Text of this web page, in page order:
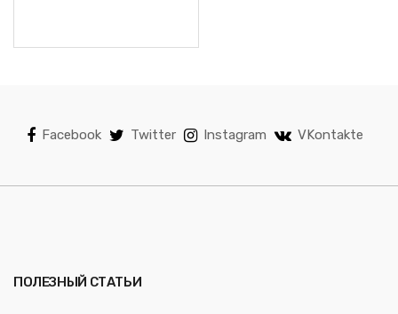
Facebook Twitter Instagram VKontakte
ПОЛЕЗНЫЙ СТАТЬИ